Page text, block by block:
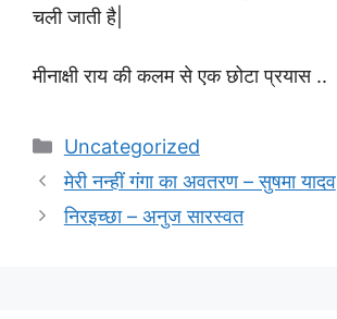
चली जाती है|
मीनाक्षी राय की कलम से एक छोटा प्रयास ..
Categories
Uncategorized
मेरी नन्हीं गंगा का अवतरण – सुषमा यादव
निरइच्छा – अनुज सारस्वत